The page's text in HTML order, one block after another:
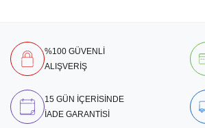
%100 GÜVENLİ
ALIŞVERİŞ
15 GÜN İÇERİSİNDE
İADE GARANTİSİ